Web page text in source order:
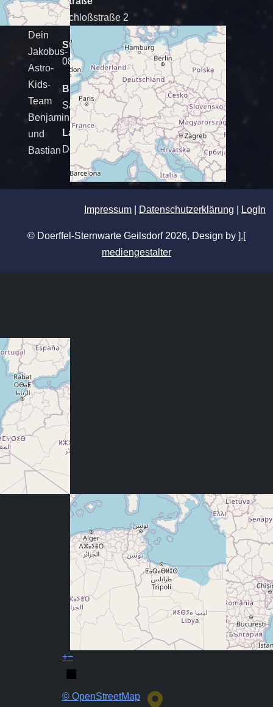
Dein
Jakobus-
Astro-
Kids-
Team
Benjamin
und
Bastian
+−
© OpenStreetMap
Schloßstraße 2
Stadt
08538 Geilsdorf
Bundesland
Sachsen
Land
Deutschland
Impressum Datenschutzerklärung LogIn
© Doerffel-Sternwarte Geilsdorf 2026, Design by ].[
mediengestalter